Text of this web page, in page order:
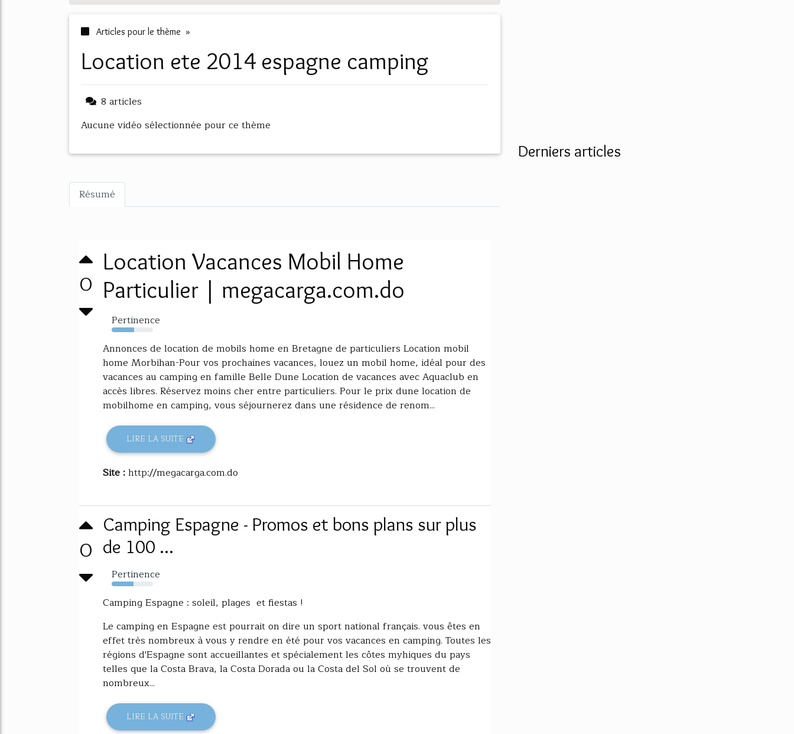
Articles pour le thème »
location ete 2014 espagne camping
8 articles
Aucune vidéo sélectionnée pour ce thème
Résumé
0
Location Vacances Mobil Home
Particulier | megacarga.com.do
Pertinence
54%
Annonces de location de mobils home en Bretagne de particuliers Location mobil
home Morbihan-Pour vos prochaines vacances, louez un mobil home, idéal pour des
vacances au camping en famille Belle Dune Location de vacances avec Aquaclub en
accès libres. Réservez moins cher entre particuliers. Pour le prix dune location de
mobilhome en camping, vous séjournerez dans une résidence de renom...
LIRE LA SUITE
Site :http://megacarga.com.do
0
Camping Espagne - Promos et bons plans sur plus
de 100 ...
Pertinence
53%
Camping Espagne : soleil, plages et fiestas !
Le camping en Espagne est pourrait on dire un sport national français. vous êtes en
effet très nombreux à vous y rendre en été pour vos vacances en camping. Toutes les
régions d'Espagne sont accueillantes et spécialement les côtes myhiques du pays
telles que la Costa Brava, la Costa Dorada ou la Costa del Sol où se trouvent de
nombreux...
LIRE LA SUITE
Derniers articles